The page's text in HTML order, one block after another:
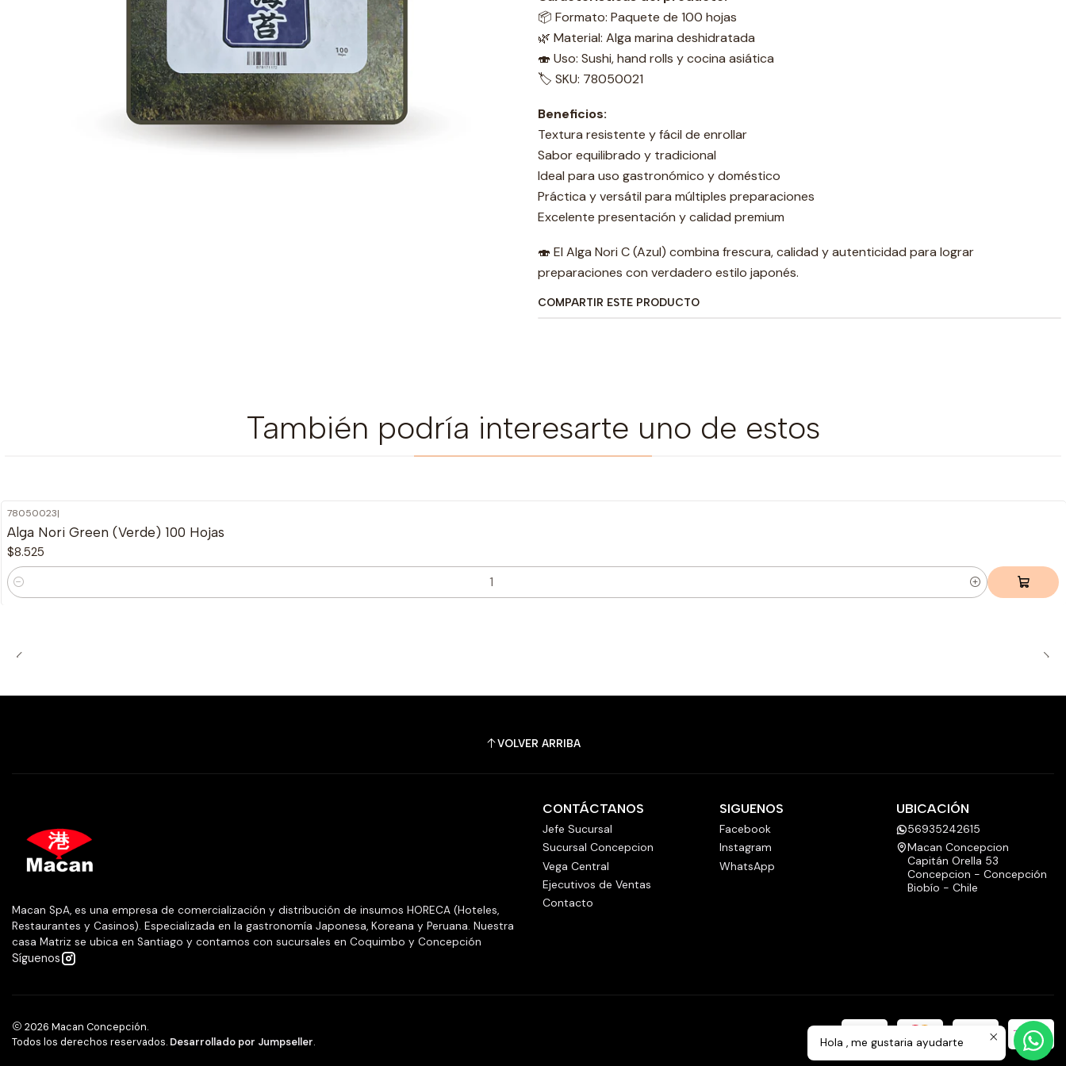
📦 Formato: Paquete de 100 hojas
🌿 Material: Alga marina deshidratada
🍣 Uso: Sushi, hand rolls y cocina asiática
🏷️ SKU: 78050021
Beneficios:
Textura resistente y fácil de enrollar
Sabor equilibrado y tradicional
Ideal para uso gastronómico y doméstico
Práctica y versátil para múltiples preparaciones
Excelente presentación y calidad premium
🍣 El Alga Nori C (Azul) combina frescura, calidad y autenticidad para lograr
preparaciones con verdadero estilo japonés.
COMPARTIR ESTE PRODUCTO
También podría interesarte uno de estos
78050023|
Alga Nori Green (Verde) 100 Hojas
$8.525
Cantidad
VOLVER ARRIBA
Macan SpA, es una empresa de comercialización y distribución de insumos HORECA (Hoteles,
Restaurantes y Casinos). Especializada en la gastronomía Japonesa, Koreana y Peruana. Nuestra
casa Matriz se ubica en Santiago y contamos con sucursales en Coquimbo y Concepción
Síguenos
CONTÁCTANOS
Jefe Sucursal
Sucursal Concepcion
Vega Central
Ejecutivos de Ventas
Contacto
SIGUENOS
Facebook
Instagram
WhatsApp
UBICACIÓN
56935242615
Macan Concepcion
Capitán Orella 53
Concepcion - Concepción
Biobío - Chile
2026 Macan Concepción.
Todos los derechos reservados. Desarrollado por Jumpseller. Hola , me gustaria ayudarte